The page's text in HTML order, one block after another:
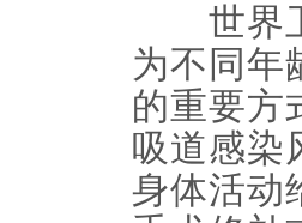
世界卫
为不同年
的重要方
吸道感染
身体活动